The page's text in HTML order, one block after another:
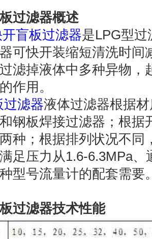
过滤器概述
盲板过滤器是LPG型
可快开装缩短清洗时间
滤掉液体中多种异物，
作用。
过滤器液体过滤器根据
钢板焊接过滤器；根据
种；根据排列状况不同
足压力从1.6-6.3MPa、
型号流量计的配套需要
过滤器技术性能